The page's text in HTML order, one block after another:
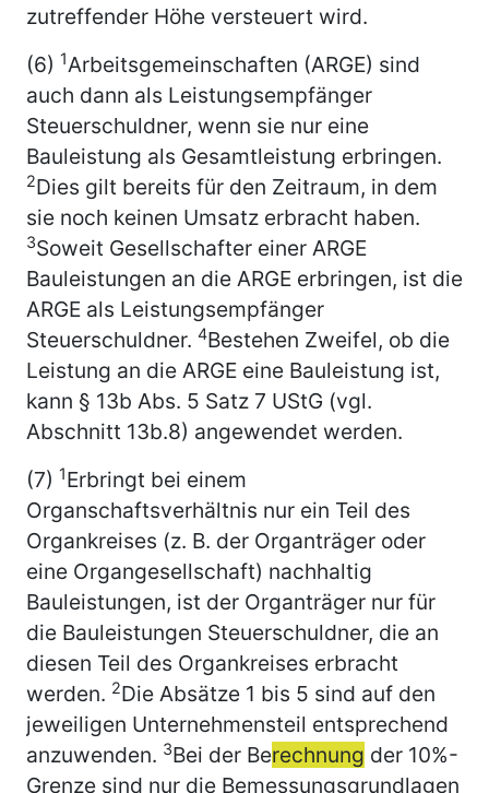
zutreffender Höhe versteuert wird.
(6) 1Arbeitsgemeinschaften (ARGE) sind
auch dann als Leistungsempfänger
Steuerschuldner, wenn sie nur eine
Bauleistung als Gesamtleistung erbringen.
2Dies gilt bereits für den Zeitraum, in dem
sie noch keinen Umsatz erbracht haben.
3Soweit Gesellschafter einer ARGE
Bauleistungen an die ARGE erbringen, ist die
ARGE als Leistungsempfänger
Steuerschuldner. 4Bestehen Zweifel, ob die
Leistung an die ARGE eine Bauleistung ist,
kann § 13b Abs. 5 Satz 7 UStG (vgl.
Abschnitt 13b.8) angewendet werden.
(7) 1Erbringt bei einem
Organschaftsverhältnis nur ein Teil des
Organkreises (z. B. der Organträger oder
eine Organgesellschaft) nachhaltig
Bauleistungen, ist der Organträger nur für
die Bauleistungen Steuerschuldner, die an
diesen Teil des Organkreises erbracht
werden. 2Die Absätze 1 bis 5 sind auf den
jeweiligen Unternehmensteil entsprechend
anzuwenden. 3Bei der Berechnung der 10%-
Grenze sind nur die Bemessungsgrundlagen